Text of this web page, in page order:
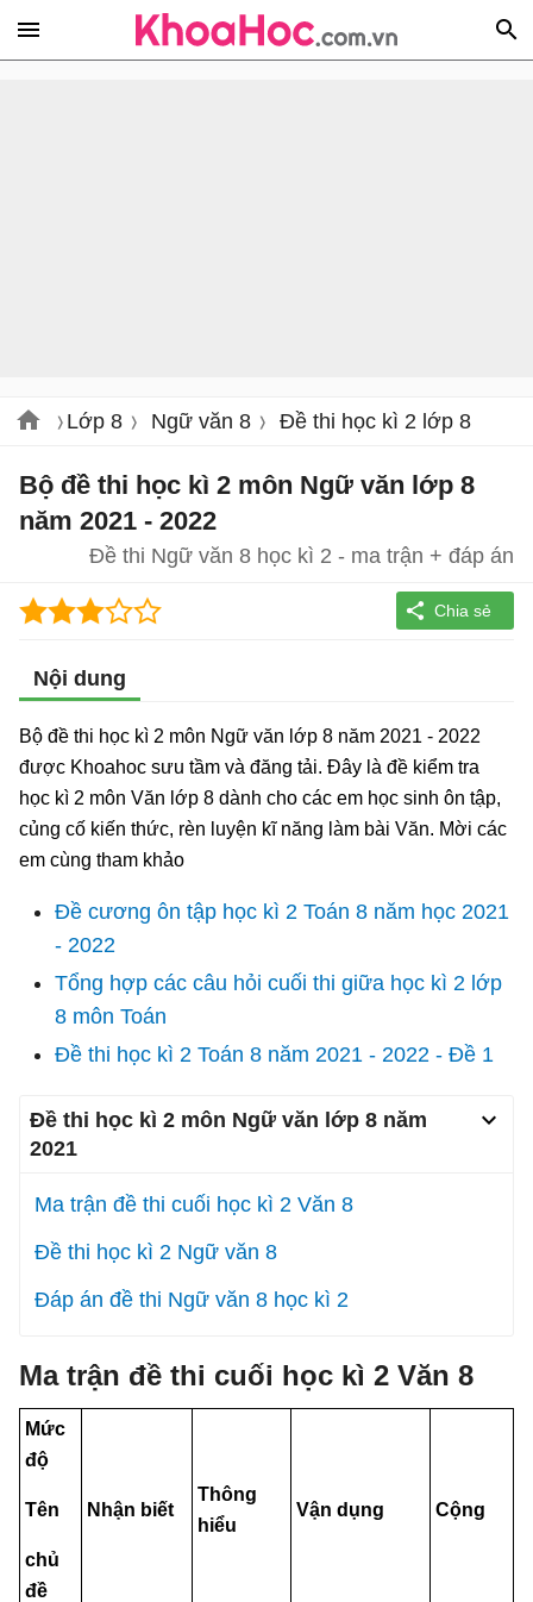
Lớp 8 Ngữ văn 8 Đề thi học kì 2 lớp 8
Bộ đề thi học kì 2 môn Ngữ văn lớp 8
năm 2021 - 2022
Đề thi Ngữ văn 8 học kì 2 - ma trận + đáp án
Nội dung
Bộ đề thi học kì 2 môn Ngữ văn lớp 8 năm 2021 - 2022
được Khoahoc sưu tầm và đăng tải. Đây là đề kiểm tra
học kì 2 môn Văn lớp 8 dành cho các em học sinh ôn tập,
củng cố kiến thức, rèn luyện kĩ năng làm bài Văn. Mời các
em cùng tham khảo
Đề cương ôn tập học kì 2 Toán 8 năm học 2021
- 2022
Tổng hợp các câu hỏi cuối thi giữa học kì 2 lớp
8 môn Toán
Đề thi học kì 2 Toán 8 năm 2021 - 2022 - Đề 1
Đề thi học kì 2 môn Ngữ văn lớp 8 năm
2021
Ma trận đề thi cuối học kì 2 Văn 8
Đề thi học kì 2 Ngữ văn 8
Đáp án đề thi Ngữ văn 8 học kì 2
Ma trận đề thi cuối học kì 2 Văn 8
Mức
độ
Tên
chủ
đề
Nhận biết
Thông
hiểu
Vận dụng Cộng